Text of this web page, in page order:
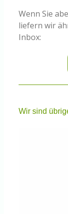
Wenn Sie
liefern wir
Inbox:
Wir sind